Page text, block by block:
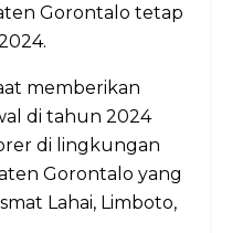
Gorontalo tetap
memberikan
di tahun 2024
di lingkungan
Gorontalo yang
Lahai, Limboto,